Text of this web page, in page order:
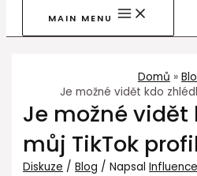
MAIN MENU
Domů
Je možné vidět kdo
Je možné vidět
můj TikTok
Diskuze /Blog / Napsal